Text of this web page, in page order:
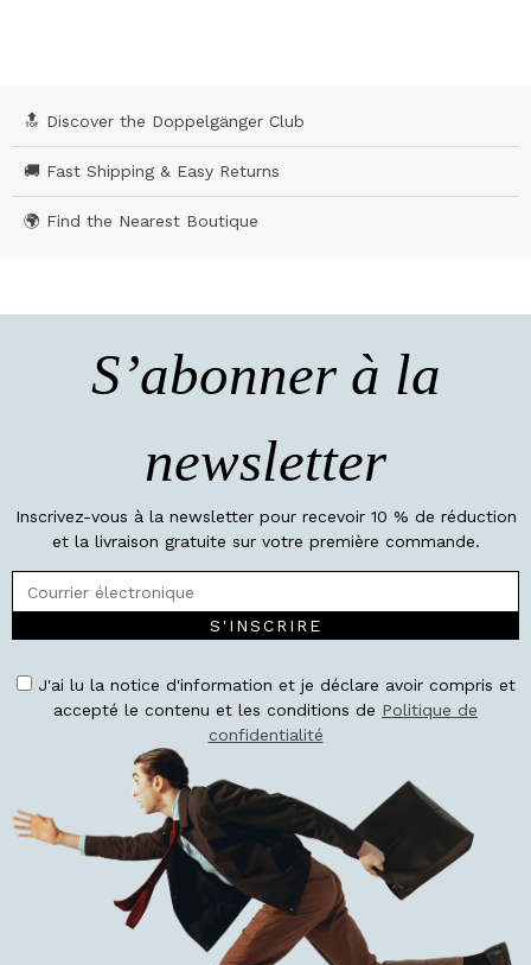
🔝 Discover the Doppelgänger Club
🚚 Fast Shipping & Easy Returns
🌍 Find the Nearest Boutique
S’abonner à la
newsletter
Inscrivez-vous à la newsletter pour recevoir 10 % de réduction
et la livraison gratuite sur votre première commande.
S'INSCRIRE
J'ai lu la notice d'information et je déclare avoir compris et
accepté le contenu et les conditions de Politique de
confidentialité